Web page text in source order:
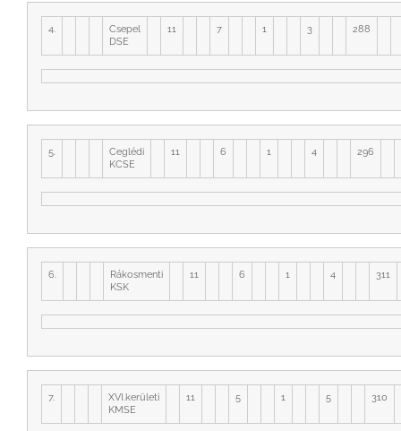
4.
Csepel
DSE
11 7 1 3 288
5.
Ceglédi
KCSE
11 6 1 4 296
6.
Rákosmenti
KSK
11 6 1 4 311
7.
XVI.kerületi
KMSE
11 5 1 5 310